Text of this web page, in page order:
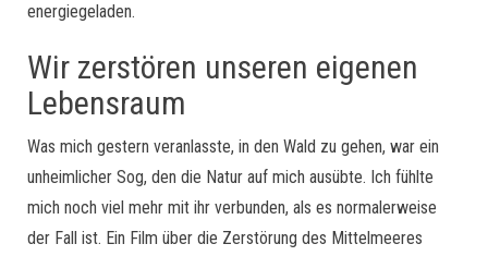
energiegeladen.
Wir zerstören unseren eigenen
Lebensraum
Was mich gestern veranlasste, in den Wald zu gehen, war ein
unheimlicher Sog, den die Natur auf mich ausübte. Ich fühlte
mich noch viel mehr mit ihr verbunden, als es normalerweise
der Fall ist. Ein Film über die Zerstörung des Mittelmeeres